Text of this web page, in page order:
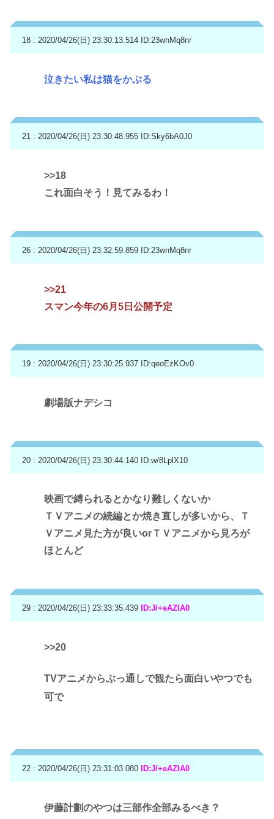
18 : 2020/04/26(日) 23:30:13.514 ID:23wnMq8nr
泣きたい私は猫をかぶる
21 : 2020/04/26(日) 23:30:48.955 ID:Sky6bA0J0
>>18
これ面白そう！見てみるわ！
26 : 2020/04/26(日) 23:32:59.859 ID:23wnMq8nr
>>21
スマン今年の6月5日公開予定
19 : 2020/04/26(日) 23:30:25.937 ID:qeoEzKOv0
劇場版ナデシコ
20 : 2020/04/26(日) 23:30:44.140 ID:w/8LplX10
映画で縛られるとかなり難しくないか
ＴＶアニメの続編とか焼き直しが多いから、Ｔ
Ｖアニメ見た方が良いorＴＶアニメから見ろが
ほとんど
29 : 2020/04/26(日) 23:33:35.439 ID:J/+eAZIA0
>>20
TVアニメからぶっ通しで観たら面白いやつでも
可で
22 : 2020/04/26(日) 23:31:03.080 ID:J/+eAZIA0
伊藤計劃のやつは三部作全部みるべき？